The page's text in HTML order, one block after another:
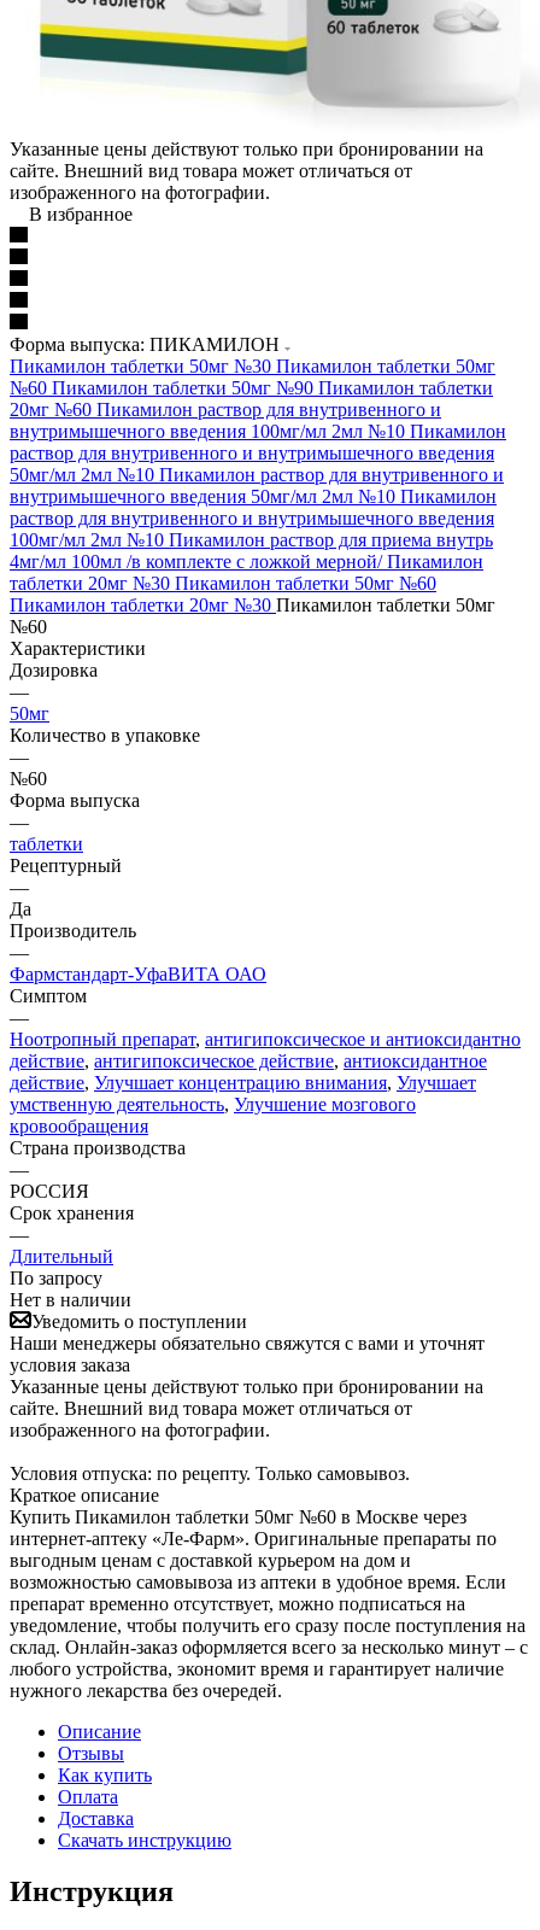
Указанные цены действуют только при бронировании на
сайте. Внешний вид товара может отличаться от
изображенного на фотографии.
В избранное
Форма выпуска: ПИКАМИЛОН
Пикамилон таблетки 50мг №30 Пикамилон таблетки 50мг
№60 Пикамилон таблетки 50мг №90 Пикамилон таблетки
20мг №60 Пикамилон раствор для внутривенного и
внутримышечного введения 100мг/мл 2мл №10 Пикамилон
раствор для внутривенного и внутримышечного введения
50мг/мл 2мл №10 Пикамилон раствор для внутривенного и
внутримышечного введения 50мг/мл 2мл №10 Пикамилон
раствор для внутривенного и внутримышечного введения
100мг/мл 2мл №10 Пикамилон раствор для приема внутрь
4мг/мл 100мл /в комплекте с ложкой мерной/ Пикамилон
таблетки 20мг №30 Пикамилон таблетки 50мг №60
Пикамилон таблетки 20мг №30 Пикамилон таблетки 50мг
№60
Характеристики
Дозировка
—
50мг
Количество в упаковке
—
№60
Форма выпуска
—
таблетки
Рецептурный
—
Да
Производитель
—
Фармстандарт-УфаВИТА ОАО
Симптом
—
Ноотропный препарат, антигипоксическое и антиоксидантно
действие, антигипоксическое действие, антиоксидантное
действие, Улучшает концентрацию внимания, Улучшает
умственную деятельность, Улучшение мозгового
кровообращения
Страна производства
—
РОССИЯ
Срок хранения
—
Длительный
По запросу
Нет в наличии
Уведомить о поступлении
Наши менеджеры обязательно свяжутся с вами и уточнят
условия заказа
Указанные цены действуют только при бронировании на
сайте. Внешний вид товара может отличаться от
изображенного на фотографии.
Условия отпуска: по рецепту. Только самовывоз.
Краткое описание
Купить Пикамилон таблетки 50мг №60 в Москве через
интернет-аптеку «Ле-Фарм». Оригинальные препараты по
выгодным ценам с доставкой курьером на дом и
возможностью самовывоза из аптеки в удобное время. Если
препарат временно отсутствует, можно подписаться на
уведомление, чтобы получить его сразу после поступления на
склад. Онлайн-заказ оформляется всего за несколько минут – с
любого устройства, экономит время и гарантирует наличие
нужного лекарства без очередей.
Описание
Отзывы
Как купить
Оплата
Доставка
Скачать инструкцию
Инструкция